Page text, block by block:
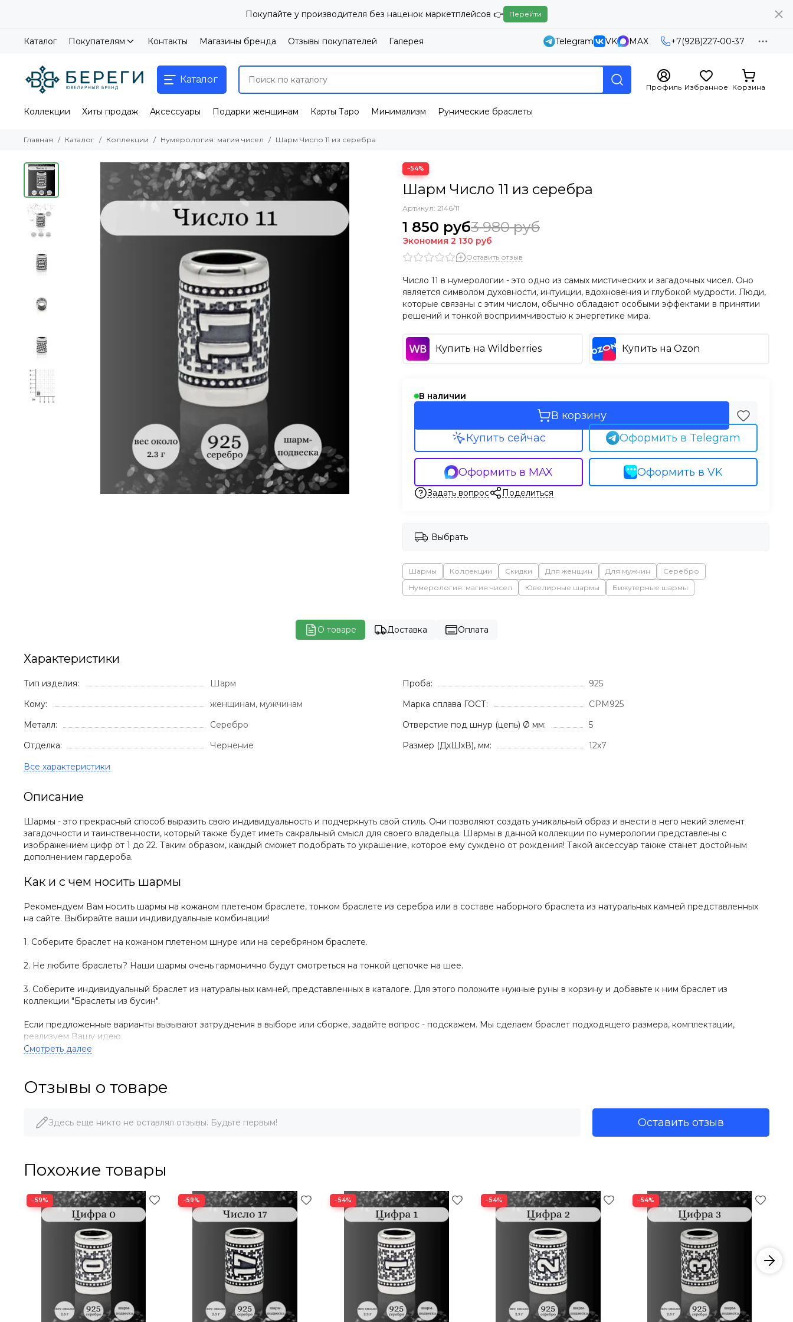
Покупайте у производителя без наценок маркетплейсов 👉 Перейти
Каталог Покупателям Контакты Магазины бренда Отзывы покупателей Галерея Telegram VK MAX +7(928)227-00-37
Каталог
Профиль Избранное Корзина
Коллекции Хиты продаж Аксессуары Подарки женщинам Карты Таро Минимализм Рунические браслеты
Главная Каталог Коллекции Нумерология: магия чисел Шарм Число 11 из серебра
−54%
Шарм Число 11 из серебра
Артикул: 2146/11
1 850 руб3 980 руб
Экономия 2 130 руб
Оставить отзыв
Число 11 в нумерологии - это одно из самых мистических и загадочных чисел. Оно
является символом духовности, интуиции, вдохновения и глубокой мудрости. Люди,
которые связаны с этим числом, обычно обладают особыми эффектами в принятии
решений и тонкой восприимчивостью к энергетике мира.
Купить на Wildberries Купить на Ozon
В наличии
В корзину
Оформить в Telegram
Оформить в MAX Оформить в VK
Купить сейчас
Задать вопрос Поделиться
Выбрать
Шармы Коллекции Скидки Для женщин Для мужчин
Серебро
Нумерология: магия чисел
Ювелирные шармы Бижутерные шармы
О товаре Доставка Оплата
Характеристики
Тип изделия:
Шарм
Кому:
женщинам, мужчинам
Металл:
Серебро
Отделка:
Чернение
Проба:
925
Марка сплава ГОСТ:
СРМ925
Отверстие под шнур (цепь) Ø мм:
5
Размер (ДхШхВ), мм:
12х7
Описание
Шармы - это прекрасный способ выразить свою индивидуальность и подчеркнуть свой стиль. Они позволяют создать уникальный образ и внести в него некий элемент
загадочности и таинственности, который также будет иметь сакральный смысл для своего владельца. Шармы в данной коллекции по нумерологии представлены с
изображением цифр от 1 до 22. Таким образом, каждый сможет подобрать то украшение, которое ему суждено от рождения! Такой аксессуар также станет достойным
дополнением гардероба.
Как и с чем носить шармы
Рекомендуем Вам носить шармы на кожаном плетеном браслете, тонком браслете из серебра или в составе наборного браслета из натуральных камней представленных
на сайте. Выбирайте ваши индивидуальные комбинации!
1. Соберите браслет на кожаном плетеном шнуре или на серебряном браслете.
2. Не любите браслеты? Наши шармы очень гармонично будут смотреться на тонкой цепочке на шее.
3. Соберите индивидуальный браслет из натуральных камней, представленных в каталоге. Для этого положите нужные руны в корзину и добавьте к ним браслет из
коллекции "Браслеты из бусин".
Если предложенные варианты вызывают затруднения в выборе или сборке, задайте вопрос - подскажем. Мы сделаем браслет подходящего размера, комплектации,
реализуем Вашу идею.
В нумерологии каждая цифра имеет свое значение и символизирует определенные качества и характеристики. Именно этим мы вдохновлялись, когда создавали данную
коллекцию. В ней представлены 22 шарма с изображением цифр от 1 до 22. Размер шарма около 12х7 мм, отверстие на основу до 5 мм. Данные украшения из серебра
подойдут для применения также и относительно кармической нумерологии. Краткое значение каждой цифры раскрывается в соответствующих карточках товара. Также
отдельно представлен шарм с цифрой 0.
Число 11 в нумерологии - это одно из самых мистических и загадочных чисел. Оно является символом духовности, интуиции, вдохновения и глубокой мудрости. Люди,
Наш шарм из серебра украшен числом 11, это украшение подчеркнет вашу уникальность и даст защиту от надвигающихся трудностей. Надевая его, вы укрепите свою связь
с космическими силами и получите дополнительные возможности для саморазвития и совершенствования.
Серебряный шарм с числом 11 также может стать отличным подарком для вашего друга или близкого человека, который интересуется духовной практикой и нумерологией.
Он подарит ему силу и защиту, поможет найти ответ на важные вопросы и открыть новые горизонты. Шарм с изображением цифры или числа из серебра - это не только
символ мистики и загадки, но и воплощение натуральной красоты. Широкий выбор силуэтов и узоров позволит вам выбрать модель, которая подчеркнет вашу
индивидуальность и станет любимым украшением на долгие годы.
Не упустите возможность приобрести шарм с числом 11 и обрести еще большую силу и мудрость в своей жизни!
Отзывы о товаре
Здесь еще никто не оставлял отзывы. Будьте первым! Оставить отзыв
Похожие товары
−59% −59% −54% −54% −54%